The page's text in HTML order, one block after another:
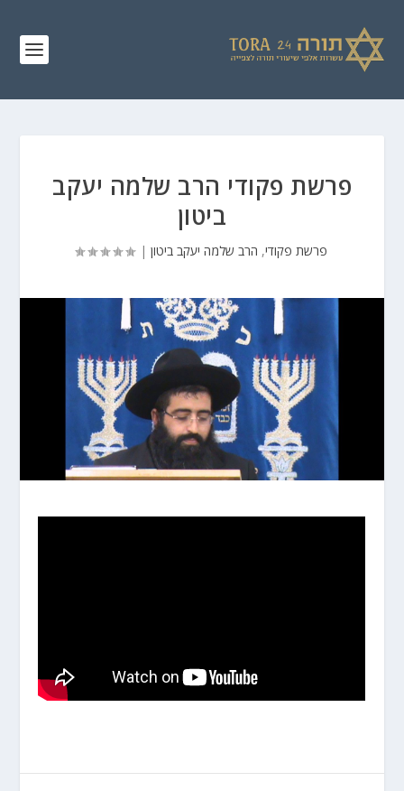
פרשת פקודי הרב שלמה יעקב
ביטון
פרשת פקודי, הרב שלמה יעקב ביטון |